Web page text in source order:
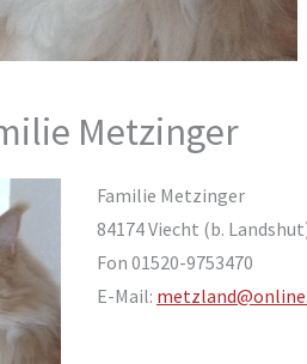
Metzinger
Familie Metzinger
84174 Viecht (b.
Fon 01520-9753470
E-Mail: